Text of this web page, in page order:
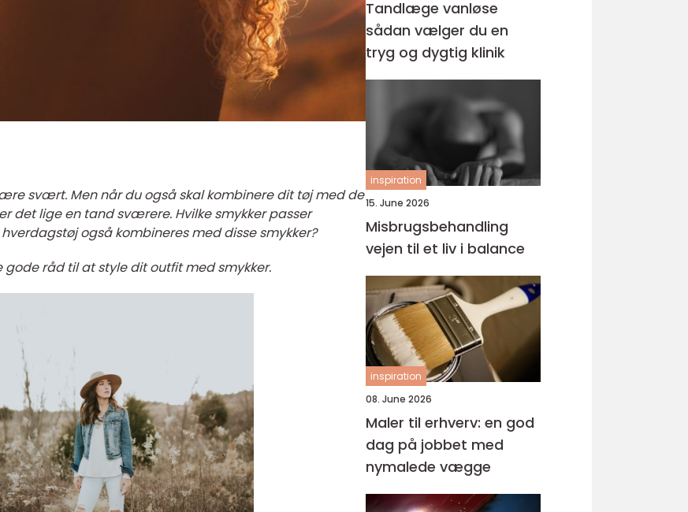
svært. Men når du også skal kombinere dit tøj med de
det lige en tand sværere. Hvilke smykker passer
også kombineres med disse smykker?
råd til at style dit outfit med smykker.
Tandlæge vanløse
sådan vælger du en
tryg og dygtig klinik
inspiration
15. June 2026
Misbrugsbehandling
vejen til et liv i balance
inspiration
08. June 2026
Maler til erhverv: en god
dag på jobbet med
nymalede vægge